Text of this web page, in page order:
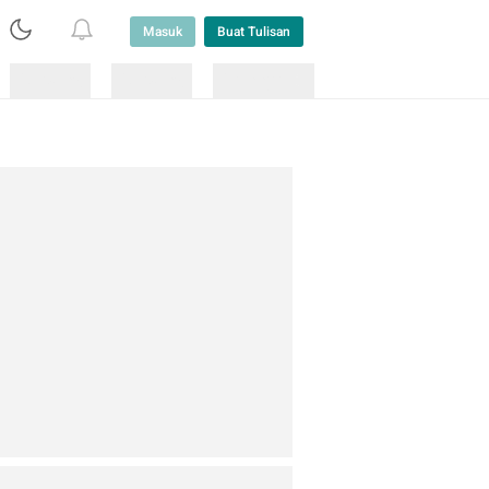
Masuk Buat Tulisan